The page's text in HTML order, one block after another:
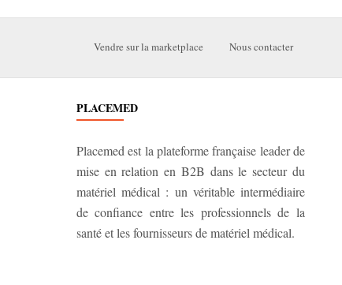
Vendre sur la marketplace Nous contacter
PLACEMED
Placemed est la plateforme française leader de
mise en relation en B2B dans le secteur du
matériel médical : un véritable intermédiaire
de confiance entre les professionnels de la
santé et les fournisseurs de matériel médical.